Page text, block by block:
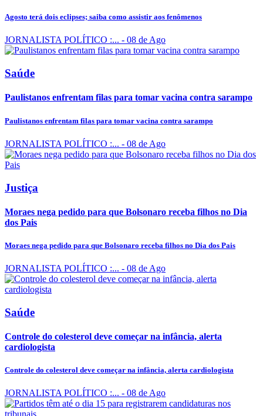
Agosto terá dois eclipses; saiba como assistir aos fenômenos
JORNALISTA POLÍTICO :... - 08 de Ago
Saúde
Paulistanos enfrentam filas para tomar vacina contra sarampo
Paulistanos enfrentam filas para tomar vacina contra sarampo
JORNALISTA POLÍTICO :... - 08 de Ago
Justiça
Moraes nega pedido para que Bolsonaro receba filhos no Dia
dos Pais
Moraes nega pedido para que Bolsonaro receba filhos no Dia dos Pais
JORNALISTA POLÍTICO :... - 08 de Ago
Saúde
Controle do colesterol deve começar na infância, alerta
cardiologista
Controle do colesterol deve começar na infância, alerta cardiologista
JORNALISTA POLÍTICO :... - 08 de Ago